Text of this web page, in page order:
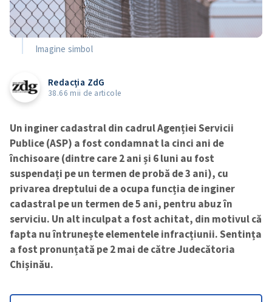
Imagine simbol
Redacția ZdG
38.66 mii de articole
Un inginer cadastral din cadrul Agenției Servicii
Publice (ASP) a fost condamnat la cinci ani de
închisoare (dintre care 2 ani și 6 luni au fost
suspendați pe un termen de probă de 3 ani), cu
privarea dreptului de a ocupa funcția de inginer
cadastral pe un termen de 5 ani, pentru abuz în
serviciu. Un alt inculpat a fost achitat, din motivul că
fapta nu întrunește elementele infracțiunii. Sentința
a fost pronunțată pe 2 mai de către Judecătoria
Chișinău.